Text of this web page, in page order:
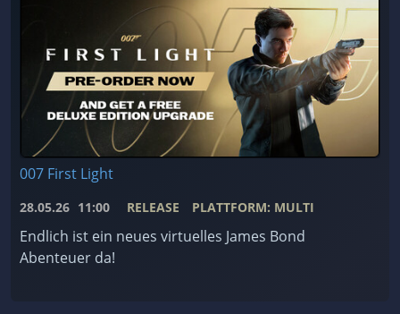
007 First Light
28.05.26 11:00 RELEASE PLATTFORM: MULTI
Endlich ist ein neues virtuelles James Bond
Abenteuer da!